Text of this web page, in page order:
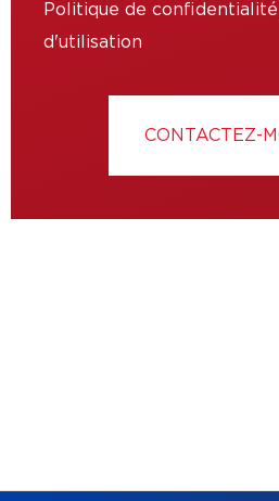
Politique de confidentialité
d'utilisation
CONTACTEZ-